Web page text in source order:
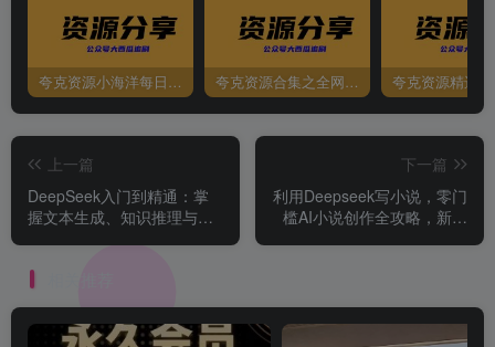
夸克资源小海洋每日更新资源大汇总（持续更新） 夸克资源合集之全网影视 夸克资源精选
上一篇
DeepSeek入门到精通：掌
握文本生成、知识推理与编
下一篇
利用Deepseek写小说，零门
槛AI小说创作全攻略，新手